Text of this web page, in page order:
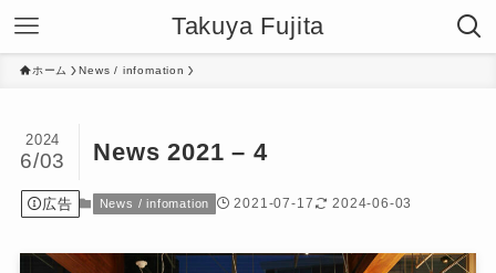
Takuya Fujita
ホーム News / infomation
News 2021 – 4
2024
6/03
広告 News / infomation 2021-07-17 2024-06-03